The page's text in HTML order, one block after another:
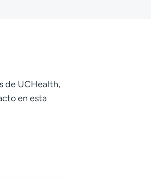
de UCHealth,
en esta